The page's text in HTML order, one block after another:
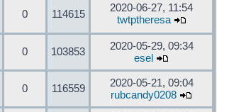
0 114615
2020-06-27, 11:54
twtptheresa
0 103853
2020-05-29, 09:34
esel
0 116559
2020-05-21, 09:04
rubcandy0208